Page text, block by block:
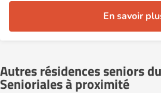
En savoir
Autres résidences seniors
Senioriales à proximité